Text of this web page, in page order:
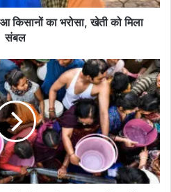
किसानों का भरोसा, खेती को मिला
संबल